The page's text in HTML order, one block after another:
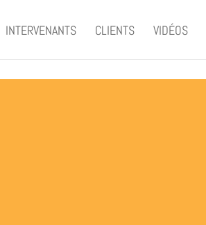
INTERVENANTS CLIENTS VIDÉOS